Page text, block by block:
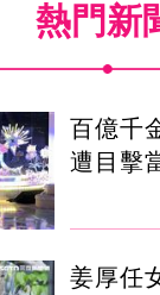
熱門新
百億千
遭目擊
姜厚任